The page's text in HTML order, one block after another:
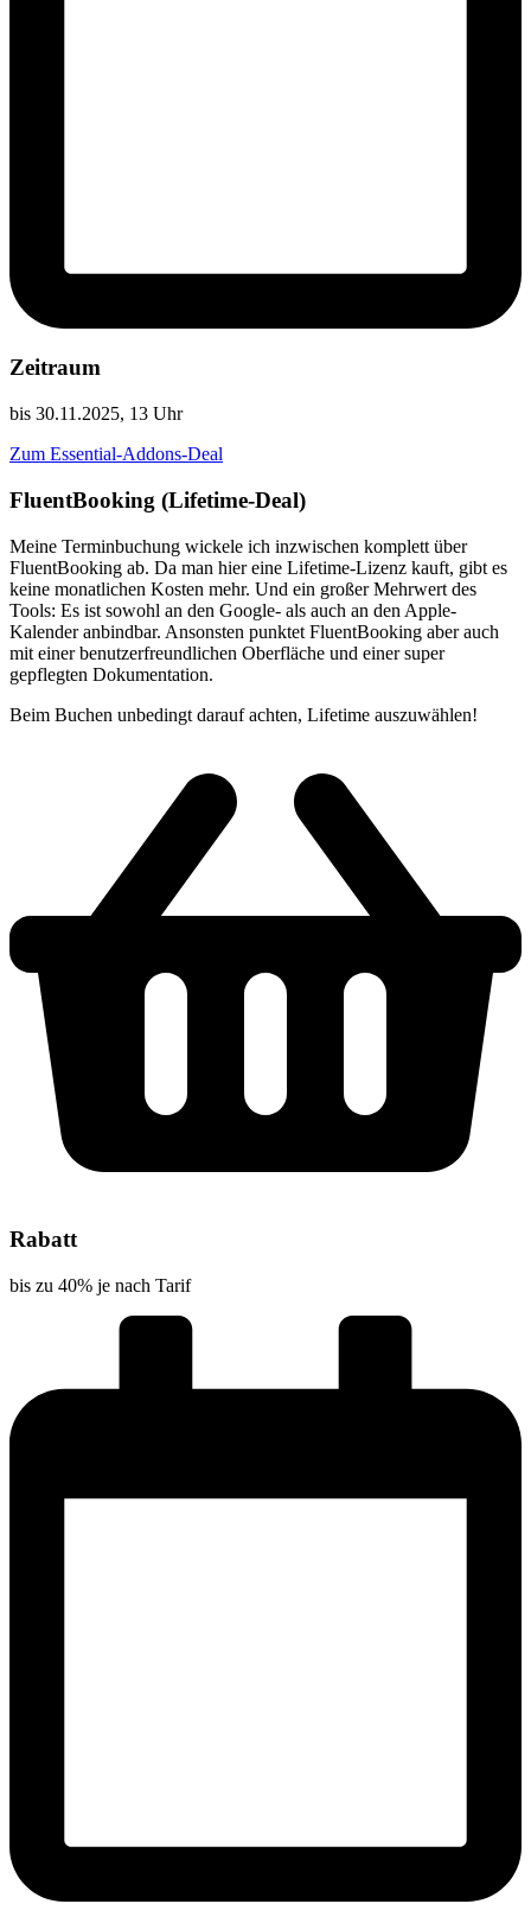
Zeitraum
bis 30.11.2025, 13 Uhr
Zum Essential-Addons-Deal
FluentBooking (Lifetime-Deal)
Meine Terminbuchung wickele ich inzwischen komplett über
FluentBooking ab. Da man hier eine Lifetime-Lizenz kauft, gibt es
keine monatlichen Kosten mehr. Und ein großer Mehrwert des
Tools: Es ist sowohl an den Google- als auch an den Apple-
Kalender anbindbar. Ansonsten punktet FluentBooking aber auch
mit einer benutzerfreundlichen Oberfläche und einer super
gepflegten Dokumentation.
Beim Buchen unbedingt darauf achten, Lifetime auszuwählen!
Rabatt
bis zu 40% je nach Tarif